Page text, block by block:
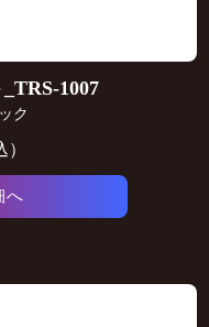
1007
ク
へ